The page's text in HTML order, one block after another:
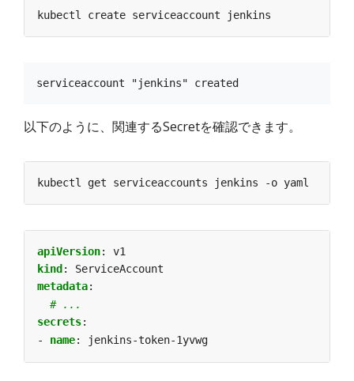
以下のように、関連するSecretを確認できます。
apiVersion:
v1
kind :
ServiceAccount
metadata:
# ...
secrets:
- name: jenkins-token-1yvwg